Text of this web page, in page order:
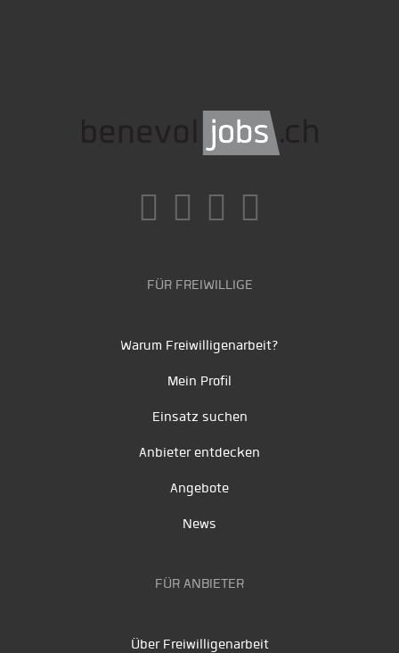
FÜR FREIWILLIGE
Warum Freiwilligenarbeit?
Mein Profil
Einsatz suchen
Anbieter entdecken
Angebote
News
FÜR ANBIETER
Über Freiwilligenarbeit